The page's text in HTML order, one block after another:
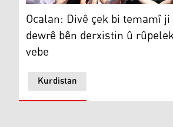
Ocalan: Divê çek bi temamî ji
Kurdistan
Ocalan: Divê çek bi temamî ji
dewrê bên derxistin û
vebe